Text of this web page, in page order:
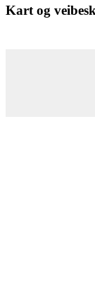
Kart og